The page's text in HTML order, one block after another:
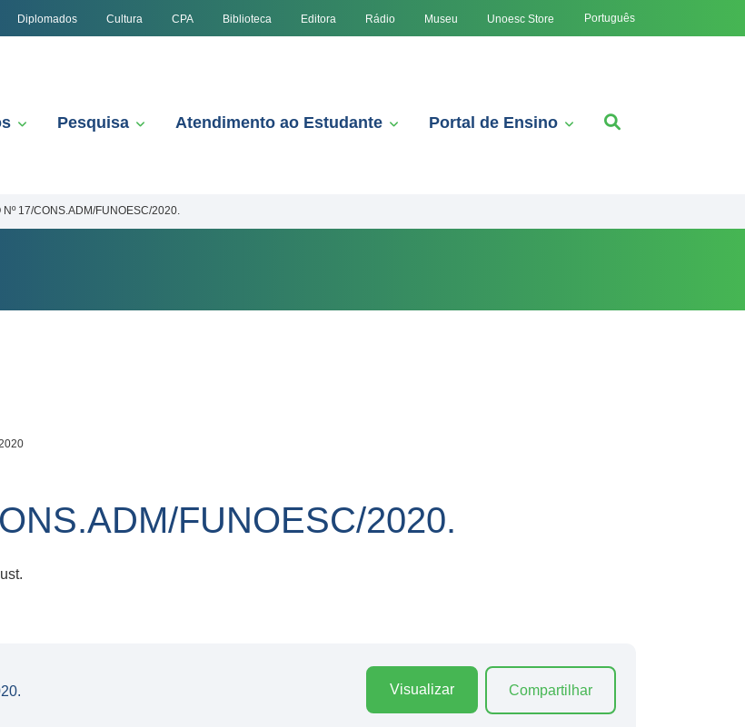
Diplomados Cultura CPA Biblioteca Editora Rádio Museu Unoesc Store Português
Pesquisa Atendimento ao Estudante Portal de Ensino
Nº 17/CONS.ADM/FUNOESC/2020.
FUNOESC/2020.
Visualizar Compartilhar